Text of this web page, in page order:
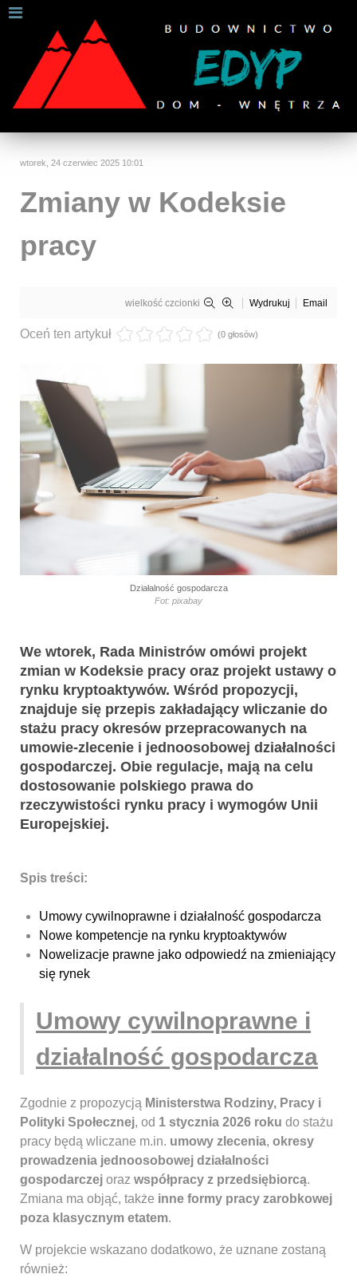
wtorek, 24 czerwiec 2025 10:01
Zmiany w Kodeksie
pracy
wielkość czcionki Wydrukuj Email
Oceń ten artykuł (0 głosów)
Działalność gospodarcza
Fot: pixabay
We wtorek, Rada Ministrów omówi projekt
zmian w Kodeksie pracy oraz projekt ustawy o
rynku kryptoaktywów. Wśród propozycji,
znajduje się przepis zakładający wliczanie do
stażu pracy okresów przepracowanych na
umowie-zlecenie i jednoosobowej działalności
gospodarczej. Obie regulacje, mają na celu
dostosowanie polskiego prawa do
rzeczywistości rynku pracy i wymogów Unii
Europejskiej.
Spis treści:
Umowy cywilnoprawne i działalność gospodarcza
Nowe kompetencje na rynku kryptoaktywów
Nowelizacje prawne jako odpowiedź na zmieniający
się rynek
Umowy cywilnoprawne i
działalność gospodarcza
Zgodnie z propozycją Ministerstwa Rodziny, Pracy i
Polityki Społecznej, od 1 stycznia 2026 roku do stażu
pracy będą wliczane m.in. umowy zlecenia, okresy
prowadzenia jednoosobowej działalności
gospodarczej oraz współpracy z przedsiębiorcą.
Zmiana ma objąć, także inne formy pracy zarobkowej
poza klasycznym etatem.
W projekcie wskazano dodatkowo, że uznane zostaną
również:
W celu zapewnienia jak najlepszych usług online, ta
strona korzysta z plików cookies.
Jeśli korzystasz z naszej strony internetowej, wyrażasz zgodę na
używanie naszych plików cookies.Dalsze informacje
Rozumiem